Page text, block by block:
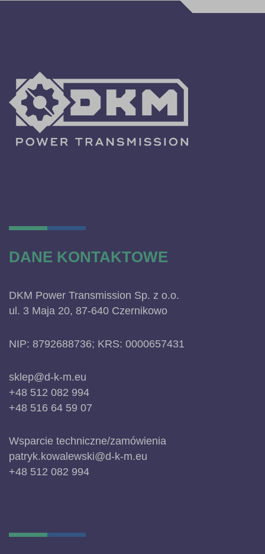
DANE KONTAKTOWE
DKM Power Transmission Sp. z o.o.
ul. 3 Maja 20, 87-640 Czernikowo
NIP: 8792688736; KRS: 0000657431
sklep@d-k-m.eu
+48 512 082 994
+48 516 64 59 07
Wsparcie techniczne/zamówienia
patryk.kowalewski@d-k-m.eu
+48 512 082 994